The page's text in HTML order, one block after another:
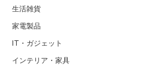
生活雑貨
家電製品
IT・ガジェット
インテリア・家具